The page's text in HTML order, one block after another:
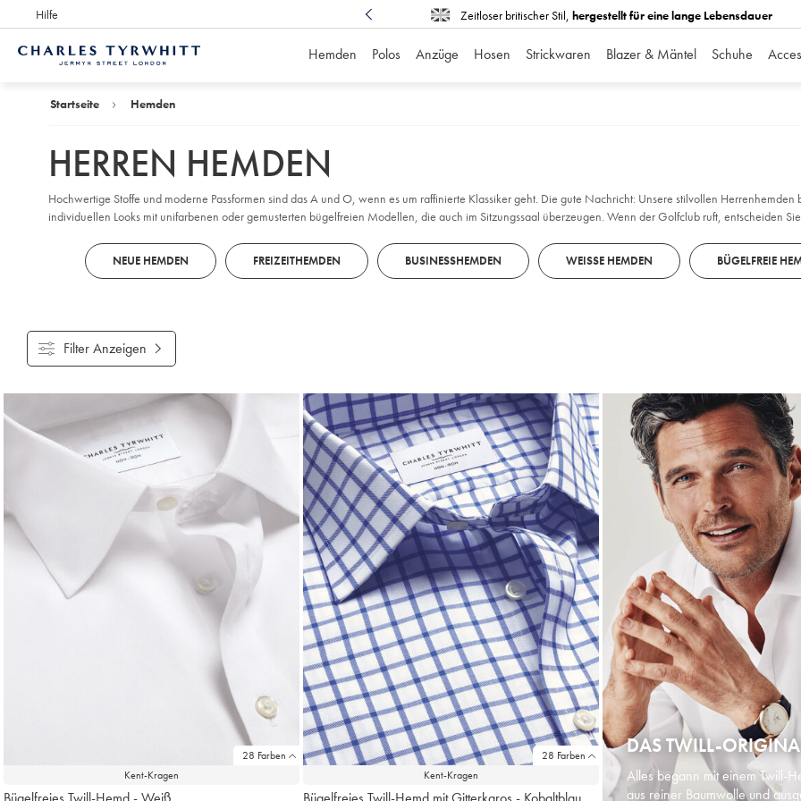
Hilfe
Preisgekrönter Kundenservice, Zeitloser britischer Stil, hergestellt für eine lange Lebensdauer
Hemden Polos Anzüge Hosen Strickwaren Blazer & Mäntel Schuhe
Startseite Hemden
HERREN HEMDEN
Hochwertige Stoffe und moderne Passformen sind das A und O, wenn es um raffinierte Klassiker geht. Die gute Nachricht: Unsere stilvollen
individuellen Looks mit unifarbenen oder gemusterten bügelfreien Modellen, die auch im Sitzungssaal überzeugen. Wenn der Golfclub ruft, entscheiden
NEUE HEMDEN FREIZEITHEMDEN BUSINESSHEMDEN WEISSE HEMDEN BÜGELFREIE
Filter Anzeigen
18
28 Farben
Kent-Kragen
28 Farben
Kent-Kragen
DAS TWILL-
Alles begann mit einem Twill-
aus reiner Baumwolle und